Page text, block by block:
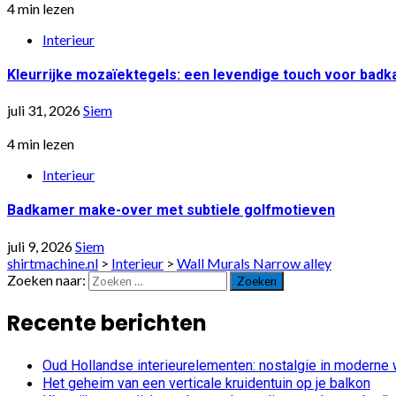
4 min lezen
Interieur
Kleurrijke mozaïektegels: een levendige touch voor
juli 31, 2026Siem
4 min lezen
Interieur
Badkamer make-over met subtiele golfmotieven
juli 9, 2026Siem
shirtmachine.nl > Interieur > Wall Murals Narrow alley
Zoeken naar:
Recente berichten
Oud Hollandse interieurelementen: nostalgie in moderne
Het geheim van een verticale kruidentuin op je balkon